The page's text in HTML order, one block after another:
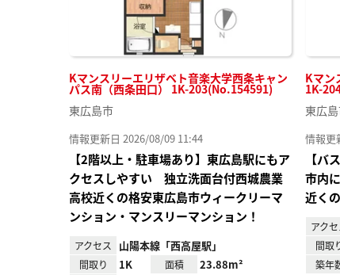
Kマンスリーエリザベト音楽大学西条キャン
パス南（西条田口） 1K-203(No.154591)
東広島市
情報更新日 2026/08/09 11:44
【2階以上・駐車場あり】東広島駅にもア
クセスしやすい 独立洗面台付西城農業
高校近くの格安東広島市ウィークリーマ
ンション・マンスリーマンション！
アクセス 山陽本線「西高屋駅」
間取り 1K 面積 23.88m²
Kマン
1K-
東広
情報更
【バ
市内
近く
アクセ
間取
築年